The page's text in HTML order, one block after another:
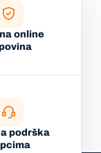
online
podrška